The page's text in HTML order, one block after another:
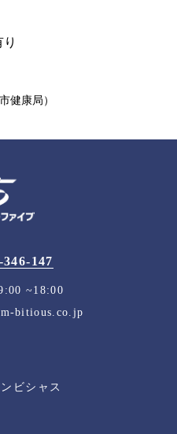
健康局）
346-147
~18:00
bitious.co.jp
ビシャス